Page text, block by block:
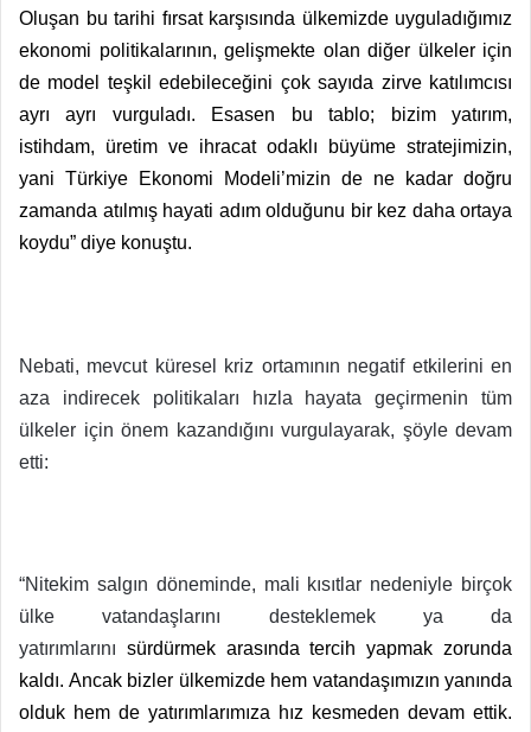
Oluşan bu tarihi fırsat karşısında ülkemizde uyguladığımız
ekonomi politikalarının, gelişmekte olan diğer ülkeler için
de model teşkil edebileceğini çok sayıda zirve katılımcısı
ayrı ayrı vurguladı. Esasen bu tablo; bizim yatırım,
istihdam, üretim ve ihracat odaklı büyüme stratejimizin,
yani Türkiye Ekonomi Modeli’mizin de ne kadar doğru
zamanda atılmış hayati adım olduğunu bir kez daha ortaya
koydu” diye konuştu.
Nebati, mevcut küresel kriz ortamının negatif etkilerini en
aza indirecek politikaları hızla hayata geçirmenin tüm
ülkeler için önem kazandığını vurgulayarak, şöyle devam
etti:
“Nitekim salgın döneminde, mali kısıtlar nedeniyle birçok
ülke vatandaşlarını desteklemek ya da
yatırımlarını sürdürmek arasında tercih yapmak zorunda
kaldı. Ancak bizler ülkemizde hem vatandaşımızın yanında
olduk hem de yatırımlarımıza hız kesmeden devam ettik.